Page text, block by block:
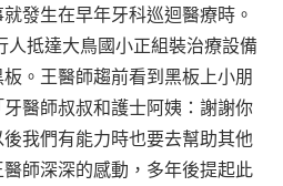
發生在早年牙科巡迴醫療時。
人抵達大鳥國小正組裝治療設備
。王醫師趨前看到黑板上小朋
醫師叔叔和護士阿姨：謝謝你
我們有能力時也要去幫助其他
師深深的感動，多年後提起此